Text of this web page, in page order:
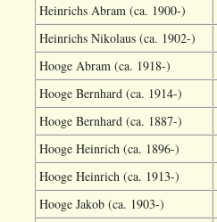
Heinrichs Abram (ca. 1900-)
Heinrichs Nikolaus (ca. 1902-)
Hooge Abram (ca. 1918-)
Hooge Bernhard (ca. 1914-)
Hooge Bernhard (ca. 1887-)
Hooge Heinrich (ca. 1896-)
Hooge Heinrich (ca. 1913-)
Hooge Jakob (ca. 1903-)